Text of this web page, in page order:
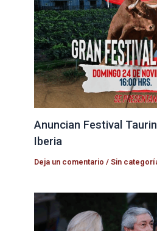
Anuncian Festival
Iberia
Deja un comentario /Sin